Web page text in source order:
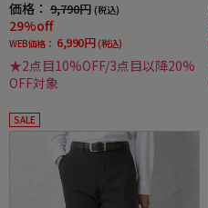
価格： 9,790円 (税込)
29%off
WEB価格： 6,990円 (税込)
★2点目10%OFF/3点目以降20%
OFF対象
SALE